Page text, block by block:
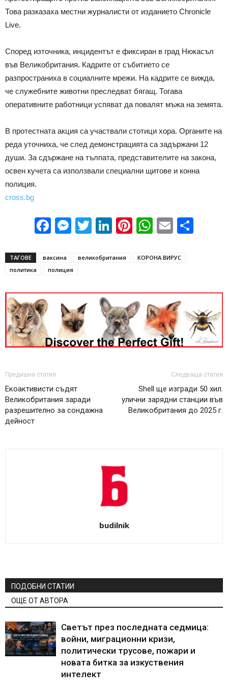
Това разказаха местни журналисти от изданието Chronicle
Live.
Според източника, инцидентът е фиксиран в град Нюкасъл
във Великобритания. Кадрите от събитието се
разпространиха в социалните мрежи. На кадрите се вижда,
че служебните животни преследват бягащ. Тогава
оперативните работници успяват да повалят мъжа на земята.
В протестната акция са участвали стотици хора. Органите на
реда уточниха, че след демонстрацията са задържани 12
души. За сдържане на тълпата, представителите на закона,
освен кучета са използвали специални щитове и конна
полиция.
cross.bg
Facebook
Messenger
Twitter
LinkedIn
Pinterest
WhatsApp
Email
ТАГОВЕ ваксина великобритания
КОРОНА ВИРУС
политика
полиция
Предишна статия
Екоактивисти съдят
Великобритания заради
разрешително за сондажна
дейност
Следваща статия
Shell ще изгради 50 хил.
улични зарядни станции във
Великобритания до 2025 г.
budilnik
ПОДОБНИ СТАТИИ
ОЩЕ ОТ АВТОРА
Светът през последната седмица:
войни, миграционни кризи,
политически трусове, пожари и
новата битка за изкуствения
интелект